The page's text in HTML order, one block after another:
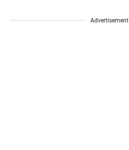
Advertisement